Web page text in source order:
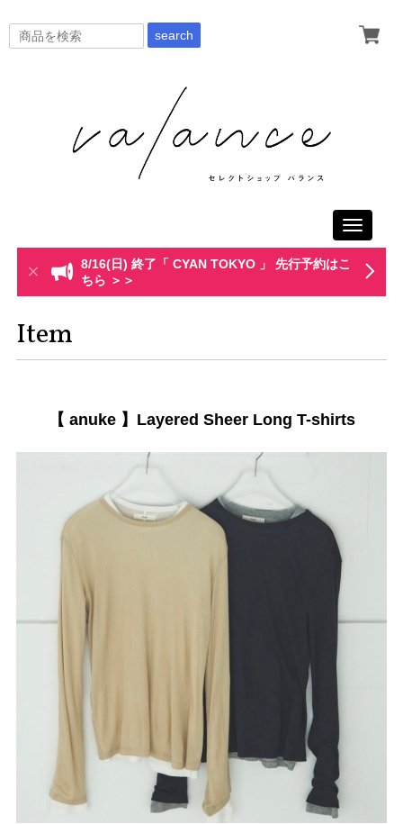
search
Toggle
8/16(日) 終了「 CYAN TOKYO 」 先行予約はこ
ちら ＞＞
Item
【 anuke 】Layered Sheer Long T-shirts